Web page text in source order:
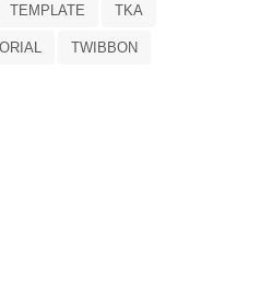
TEMPLATE TKA
TWIBBON